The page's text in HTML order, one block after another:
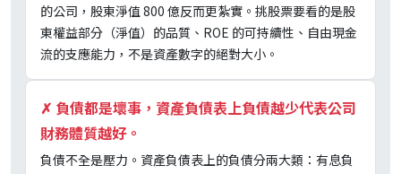
的公司，股東淨值 800 億反而更紮實。挑股票要看的是股
東權益部分（淨值）的品質、ROE 的可持續性、自由現金
流的支應能力，不是資產數字的絕對大小。
✗ 負債都是壞事，資產負債表上負債越少代表公司
財務體質越好。
負債不全是壓力。資產負債表上的負債分兩大類：有息負